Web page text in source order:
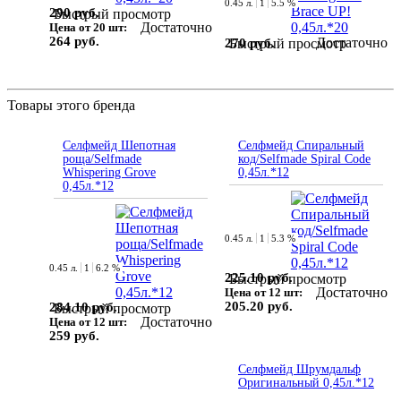
Быстрый просмотр
290 руб.
Цена от 20 шт:
264 руб.
Достаточно
Быстрый просмотр
0.45 л. 1 5.5 %
270 руб. Достаточно
Товары этого бренда
Селфмейд Шепотная
роща/Selfmade
Whispering Grove
0,45л.*12
Быстрый просмотр
0.45 л. 1 6.2 %
284.10 руб.
Цена от 12 шт:
259 руб.
Достаточно
Селфмейд Спиральный
код/Selfmade Spiral Code
0,45л.*12
Быстрый просмотр
0.45 л. 1 5.3 %
225.10 руб.
Цена от 12 шт:
205.20 руб.
Достаточно
Селфмейд Шрумдальф
Оригинальный 0,45л.*12